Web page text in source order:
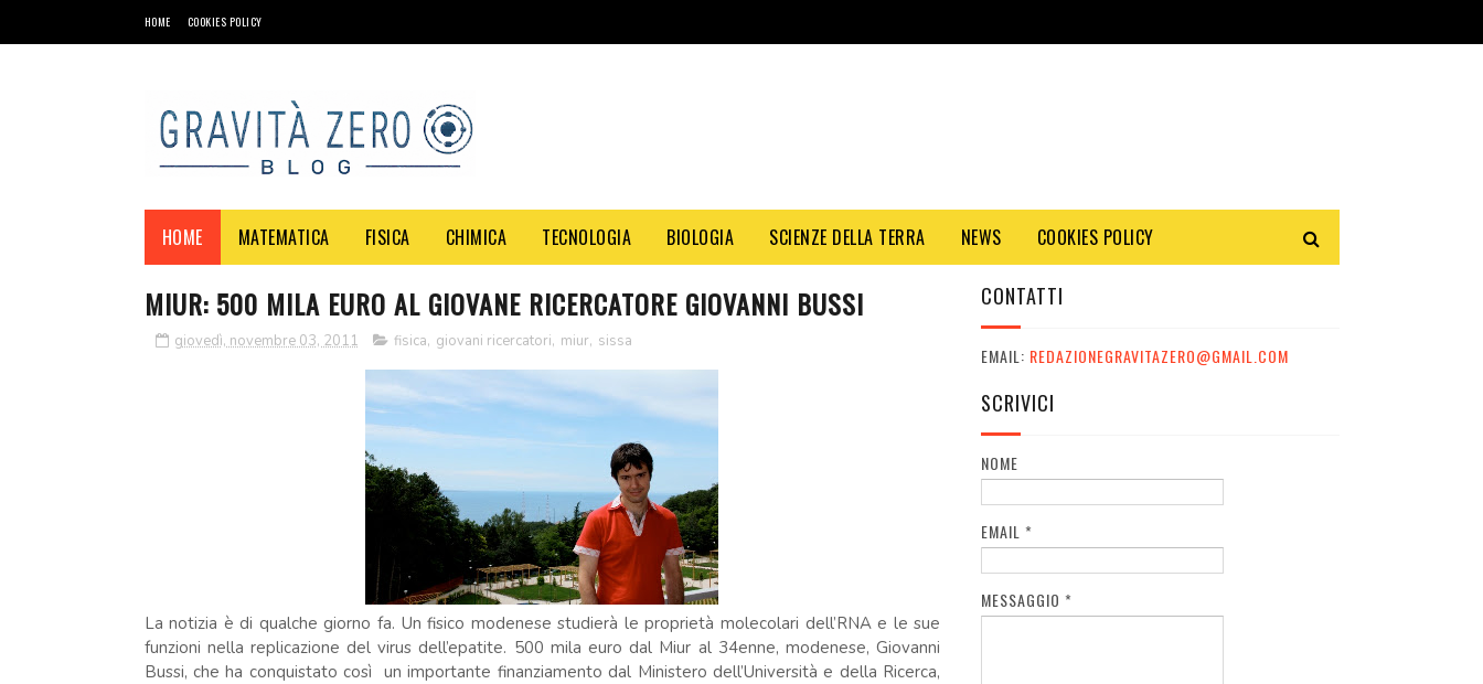
HOME COOKIES POLICY
HOME MATEMATICA FISICA CHIMICA TECNOLOGIA BIOLOGIA SCIENZE DELLA TERRA NEWS COOKIES POLICY
MIUR: 500 MILA EURO AL GIOVANE RICERCATORE GIOVANNI BUSSI
giovedì, novembre 03, 2011 fisica, giovani ricercatori, miur, sissa
La notizia è di qualche giorno fa. Un fisico modenese studierà le proprietà molecolari dell’RNA e le sue
funzioni nella replicazione del virus dell’epatite. 500 mila euro dal Miur al 34enne, modenese, Giovanni
Bussi, che ha conquistato così un importante finanziamento dal Ministero dell’Università e della Ricerca,
CONTATTI
EMAIL: REDAZIONEGRAVITAZERO@GMAIL.COM
SCRIVICI
NOME
EMAIL *
MESSAGGIO *